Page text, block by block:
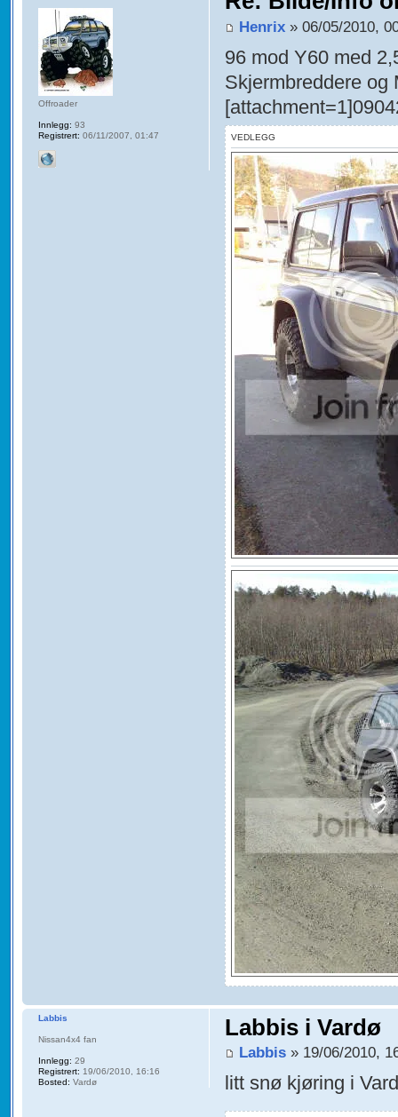
Henrix » 06/05/2010,
96 mod Y60 med
Skjermbreddere og
VEDLEGG
Offroader
Innlegg: 93
Registrert: 06/11/2007, 01:47
Labbis i Vardø
Labbis » 19/06/2010,
litt snø kjøring i
Labbis
Nissan4x4 fan
Innlegg: 29
Registrert: 19/06/2010, 16:16
Bosted: Vardø